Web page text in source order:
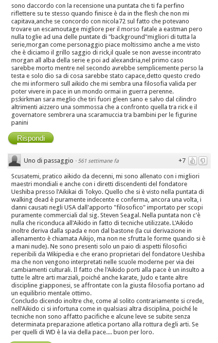
sono daccordo con la recensione una puntata che ti fa perfino
riflettere su te stesso quando finisce è da in the flesh che non mi
capitava,anche se concordo con nicola72 sul fatto che potevano
trovare un escamoutage migliore per il morso fatale a eastman pero
nulla toglie ad una delle puntate di "background"migliori di tutta la
serie,morgan come personaggio piace moltissimo anche a me visto
che è diciamo il grillo saggio di rick,il quale se non avesse incontrato
morgan all alba della serie e poi ad alexandria,nel primo caso
sarebbe morto mentre nel secondo avrebbe semplicemente perso la
testa e solo dio sa di cosa sarebbe stato capace,detto questo credo
che mi informero sull aikido che mi sembra una filosofia valida per
poter vivere in pace in un mondo ormai in guerra perenne.
ps:kirkman sara meglio che tiri fuori gleen sano e salvo dal cilindro
altrimenti aizzero una sommossa che a confronto quella tra rick e il
governatore sembrera una scaramuccia tra bambini per le figurine
panini
Rispondi
+7
Uno di passaggio · 561 settimane fa
Scusatemi, pratico aikido da decenni, mi sono allenato con i migliori
maestri mondiali e anche con i diretti discendenti del fondatore
Ueshiba presso l'Aikikai di Tokyo. Quello che si è visto nella puntata di
walking dead è puramente indecente e conferma, ancora una volta, i
danni causati negli USA dall'apporto "filosofico" importato per scopi
puramente commerciali dal sig. Steven Seagal. Nella puntata non c'è
nulla che riconduca all'Aikido in fatto di tecniche utilizzate. L'Aikido
inoltre deriva dalla spada e non dal bastone (la cui derivazione in
allenamento è chiamata Aikijo, ma non ne sfrutta le forme quando si è
a mani nude). Ne sono presenti solo un paio di aspetti filosofici
reperibili da Wikipedia e che erano proprietari del fondatore Ueshiba
ma che non vengono interpretati nelle scuole moderne per via dei
cambiamenti culturali. Il fatto che l'Aikido porti alla pace è un insulto a
tutte le altre arti marziali, poiché anche karate, Judo e tante altre
discipline giapponesi, se affrontate con la giusta filosofia portano ad
un equilibrio mentale ottimo.
Concludo dicendo inoltre che, come al solito contrariamente si crede,
nell'Aikido ci si infortuna come in qualsiasi altra disciplina, poiché le
tecniche non sono affatto pacifiche e alcune leve se subite senza
determinata preparazione atletica portano alla rottura degli arti. Se
per quelli di WD è la via della pace.... buon per loro.